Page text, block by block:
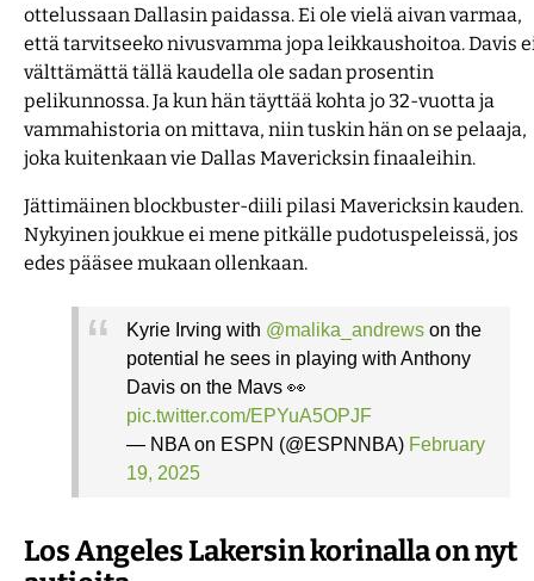
ottelussaan Dallasin paidassa. Ei ole vielä aivan varmaa,
että tarvitseeko nivusvamma jopa leikkaushoitoa. Davis
välttämättä tällä kaudella ole sadan prosentin
pelikunnossa. Ja kun hän täyttää kohta jo 32-vuotta ja
vammahistoria on mittava, niin tuskin hän on se pelaaja,
joka kuitenkaan vie Dallas Mavericksin finaaleihin.
Jättimäinen blockbuster-diili pilasi Mavericksin kauden.
Nykyinen joukkue ei mene pitkälle pudotuspeleissä, jos
edes pääsee mukaan ollenkaan.
Kyrie Irving with @malika_andrews on the
potential he sees in playing with Anthony
Davis on the Mavs 👀
pic.twitter.com/EPYuA5OPJF
— NBA on ESPN (@ESPNNBA) February
19, 2025
Los Angeles Lakersin korinalla on nyt